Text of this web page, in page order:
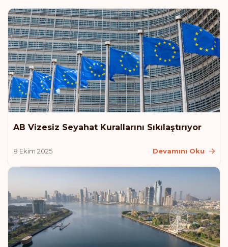
AB Vizesiz Seyahat Kurallarını Sıkılaştırıyor
8 Ekim 2025 Devamını Oku